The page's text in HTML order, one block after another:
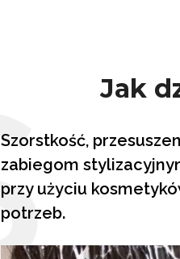
Jak
Szorstkość,
zabiegom
przy użyciu
potrzeb.